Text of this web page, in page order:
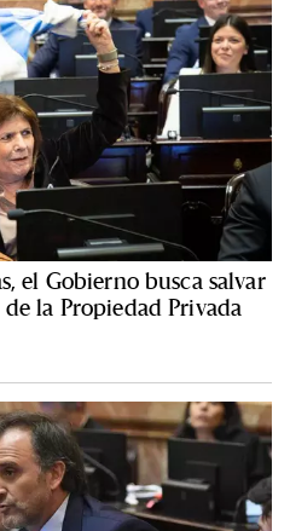
el Gobierno busca salvar
la Propiedad Privada